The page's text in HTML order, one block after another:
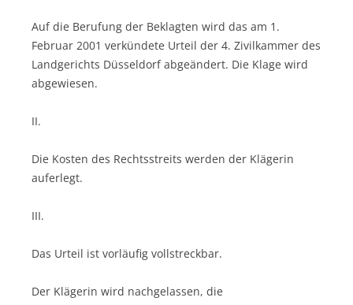
Auf die Berufung der Beklagten wird das am 1.
Februar 2001 verkündete Urteil der 4. Zivilkammer des
Landgerichts Düsseldorf abgeändert. Die Klage wird
abgewiesen.
II.
Die Kosten des Rechtsstreits werden der Klägerin
auferlegt.
III.
Das Urteil ist vorläufig vollstreckbar.
Der Klägerin wird nachgelassen, die